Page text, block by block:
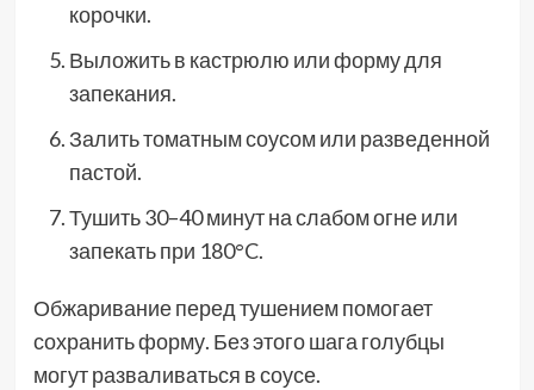
корочки.
Выложить в кастрюлю или форму для
запекания.
Залить томатным соусом или разведенной
пастой.
Тушить 30–40 минут на слабом огне или
запекать при 180°C.
Обжаривание перед тушением помогает
сохранить форму. Без этого шага голубцы
могут разваливаться в соусе.